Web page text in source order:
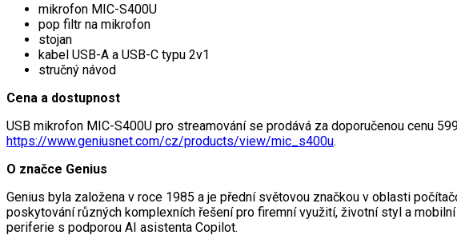
mikrofon MIC-S400U
pop filtr na mikrofon
stojan
kabel USB-A a USB-C typu 2v1
stručný návod
Cena a dostupnost
USB mikrofon MIC-S400U pro streamování se prodává za doporučenou cenu
https://www.geniusnet.com/cz/products/view/mic_s400u.
O značce Genius
Genius byla založena v roce 1985 a je přední světovou značkou v oblasti
poskytování různých komplexních řešení pro firemní využití, životní styl a
periferie s podporou AI asistenta Copilot.